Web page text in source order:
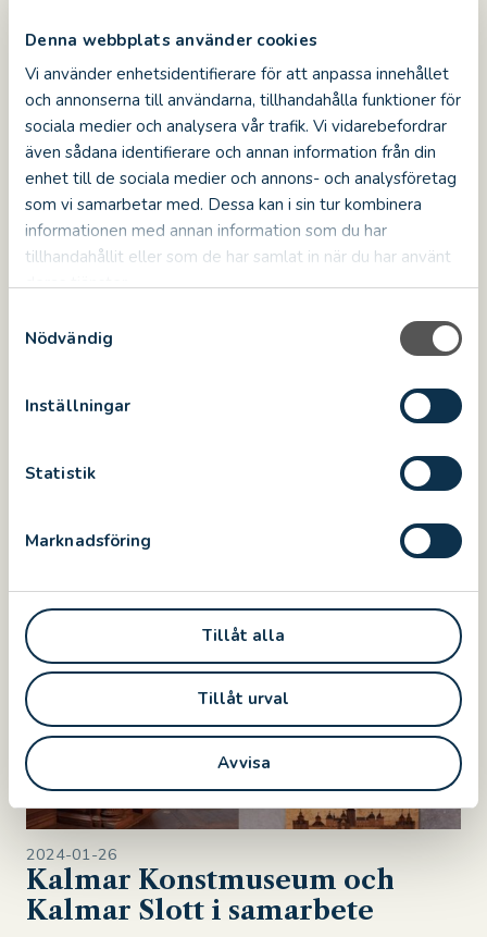
Denna webbplats använder cookies
Vi använder enhetsidentifierare för att anpassa innehållet
och annonserna till användarna, tillhandahålla funktioner för
sociala medier och analysera vår trafik. Vi vidarebefordrar
även sådana identifierare och annan information från din
enhet till de sociala medier och annons- och analysföretag
som vi samarbetar med. Dessa kan i sin tur kombinera
informationen med annan information som du har
tillhandahållit eller som de har samlat in när du har använt
deras tjänster.
Nödvändig
Inställningar
Statistik
Marknadsföring
Tillåt alla
Tillåt urval
Avvisa
NEWS
2025-02-10
besökta resmål
spontant kommer att tänka på när de får frågan vad
de förknippar med Kalmar. Kalmar Slott är också det
Read more
2024-01-26
Kalmar Konstmuseum och
Kalmar Slott i samarbete